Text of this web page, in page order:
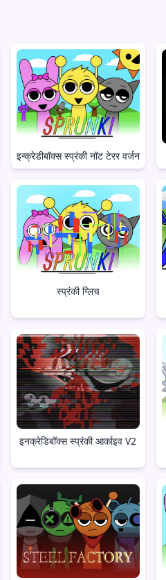
इन्क्रेडीबॉक्स स्प्रंकी नॉट टेरर वर्जन
स्प्रंकी ग्लिच
इनक्रेडिबॉक्स स्प्रंकी आर्काइव V2